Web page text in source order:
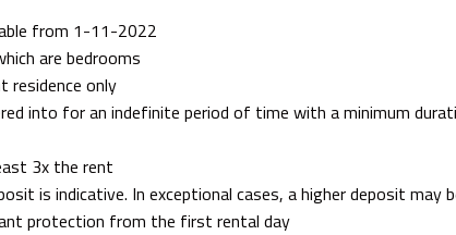
from 1-11-2022
are bedrooms
residence only
into for an indefinite period of time with a minimum
3x the rent
is indicative. In exceptional cases, a higher deposit may
protection from the first rental day